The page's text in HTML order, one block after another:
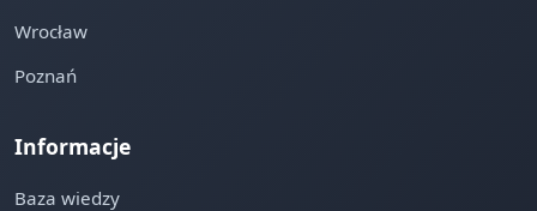
Wrocław
Poznań
Informacje
Baza wiedzy